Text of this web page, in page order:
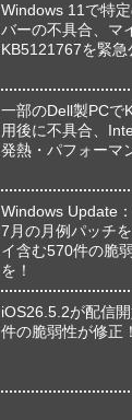
Windows 11で特
バーの不具合、マ
KB5121767を緊急
一部のDell製PCで
用後に不具合、
発熱・パフォーマ
Windows Update
7月の月例パッチ
イ含む570件の脆
を！
iOS26.5.2が配信
件の脆弱性が修正